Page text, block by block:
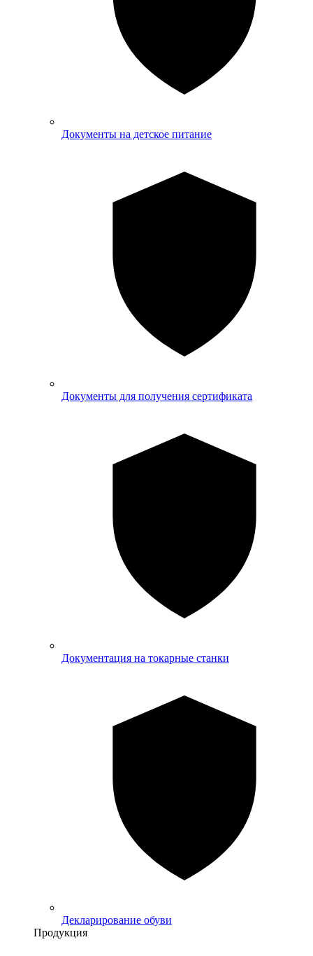
Документы на детское питание
Документы для получения сертификата
Документация на токарные станки
Декларирование обуви
Продукция